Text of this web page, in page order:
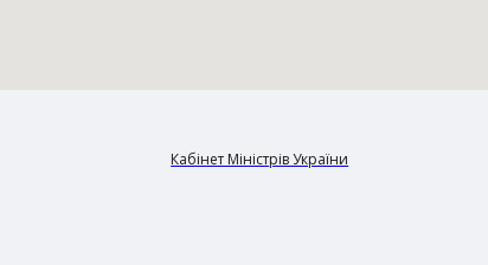
Кабінет Міністрів України